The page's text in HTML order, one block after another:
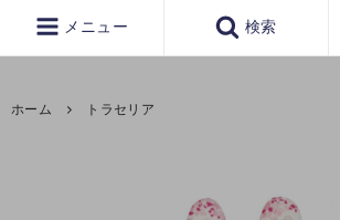
メニュー 検索
ホーム トラセリア